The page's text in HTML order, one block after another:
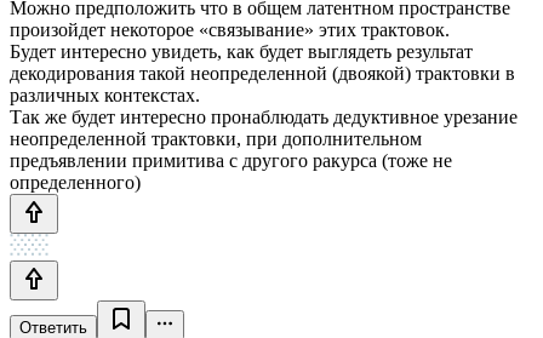
Можно предположить что в общем латентном пространстве
произойдет некоторое «связывание» этих трактовок.
Будет интересно увидеть, как будет выглядеть результат
декодирования такой неопределенной (двоякой) трактовки в
различных контекстах.
Так же будет интересно пронаблюдать дедуктивное урезание
неопределенной трактовки, при дополнительном
предъявлении примитива с другого ракурса (тоже не
определенного)
Ответить